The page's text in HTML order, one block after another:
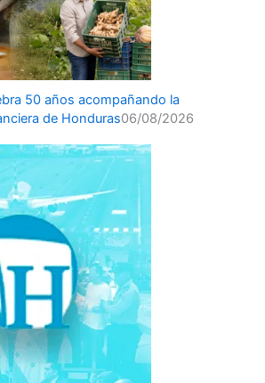
50 años acompañando la
de Honduras06/08/2026